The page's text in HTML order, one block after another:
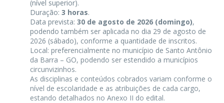
(nível superior).
Duração: 3 horas.
Data prevista: 30 de agosto de 2026 (domingo),
podendo também ser aplicada no dia 29 de agosto de
2026 (sábado), conforme a quantidade de inscritos.
Local: preferencialmente no município de Santo Antônio
da Barra – GO, podendo ser estendido a municípios
circunvizinhos.
As disciplinas e conteúdos cobrados variam conforme o
nível de escolaridade e as atribuições de cada cargo,
estando detalhados no Anexo II do edital.